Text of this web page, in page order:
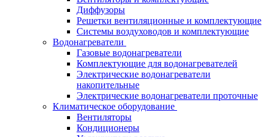
Диффузоры
Решетки вентиляционные и комплектующие
Системы воздуховодов и комплектующие
Водонагреватели
Газовые водонагреватели
Комплектующие для водонагревателей
Электрические водонагреватели
накопительные
Электрические водонагреватели проточные
Климатическое оборудование
Вентиляторы
Кондиционеры